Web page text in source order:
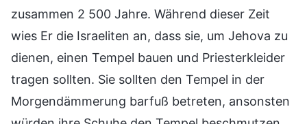
zusammen 2 500 Jahre. Während dieser Zeit
wies Er die Israeliten an, dass sie, um Jehova zu
dienen, einen Tempel bauen und Priesterkleider
tragen sollten. Sie sollten den Tempel in der
Morgendämmerung barfuß betreten, ansonsten